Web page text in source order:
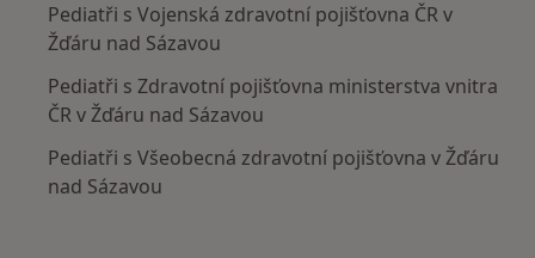
Pediatři s Vojenská zdravotní pojišťovna ČR v
Žďáru nad Sázavou
Pediatři s Zdravotní pojišťovna ministerstva vnitra
ČR v Žďáru nad Sázavou
Pediatři s Všeobecná zdravotní pojišťovna v Žďáru
nad Sázavou